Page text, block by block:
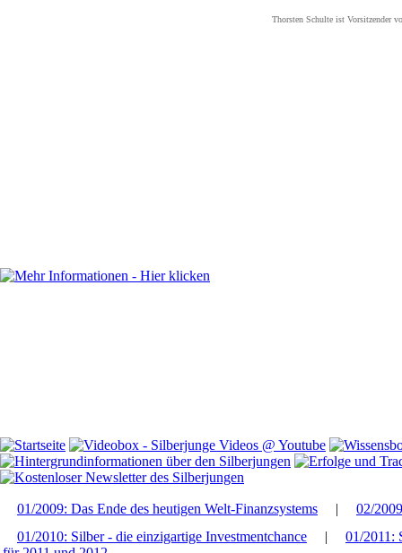
Thorsten Schulte ist Vorsitzender
01/2009: Das Ende des heutigen Welt-Finanzsystems | 02/
01/2010: Silber - die einzigartige Investmentchance | 01/2011: